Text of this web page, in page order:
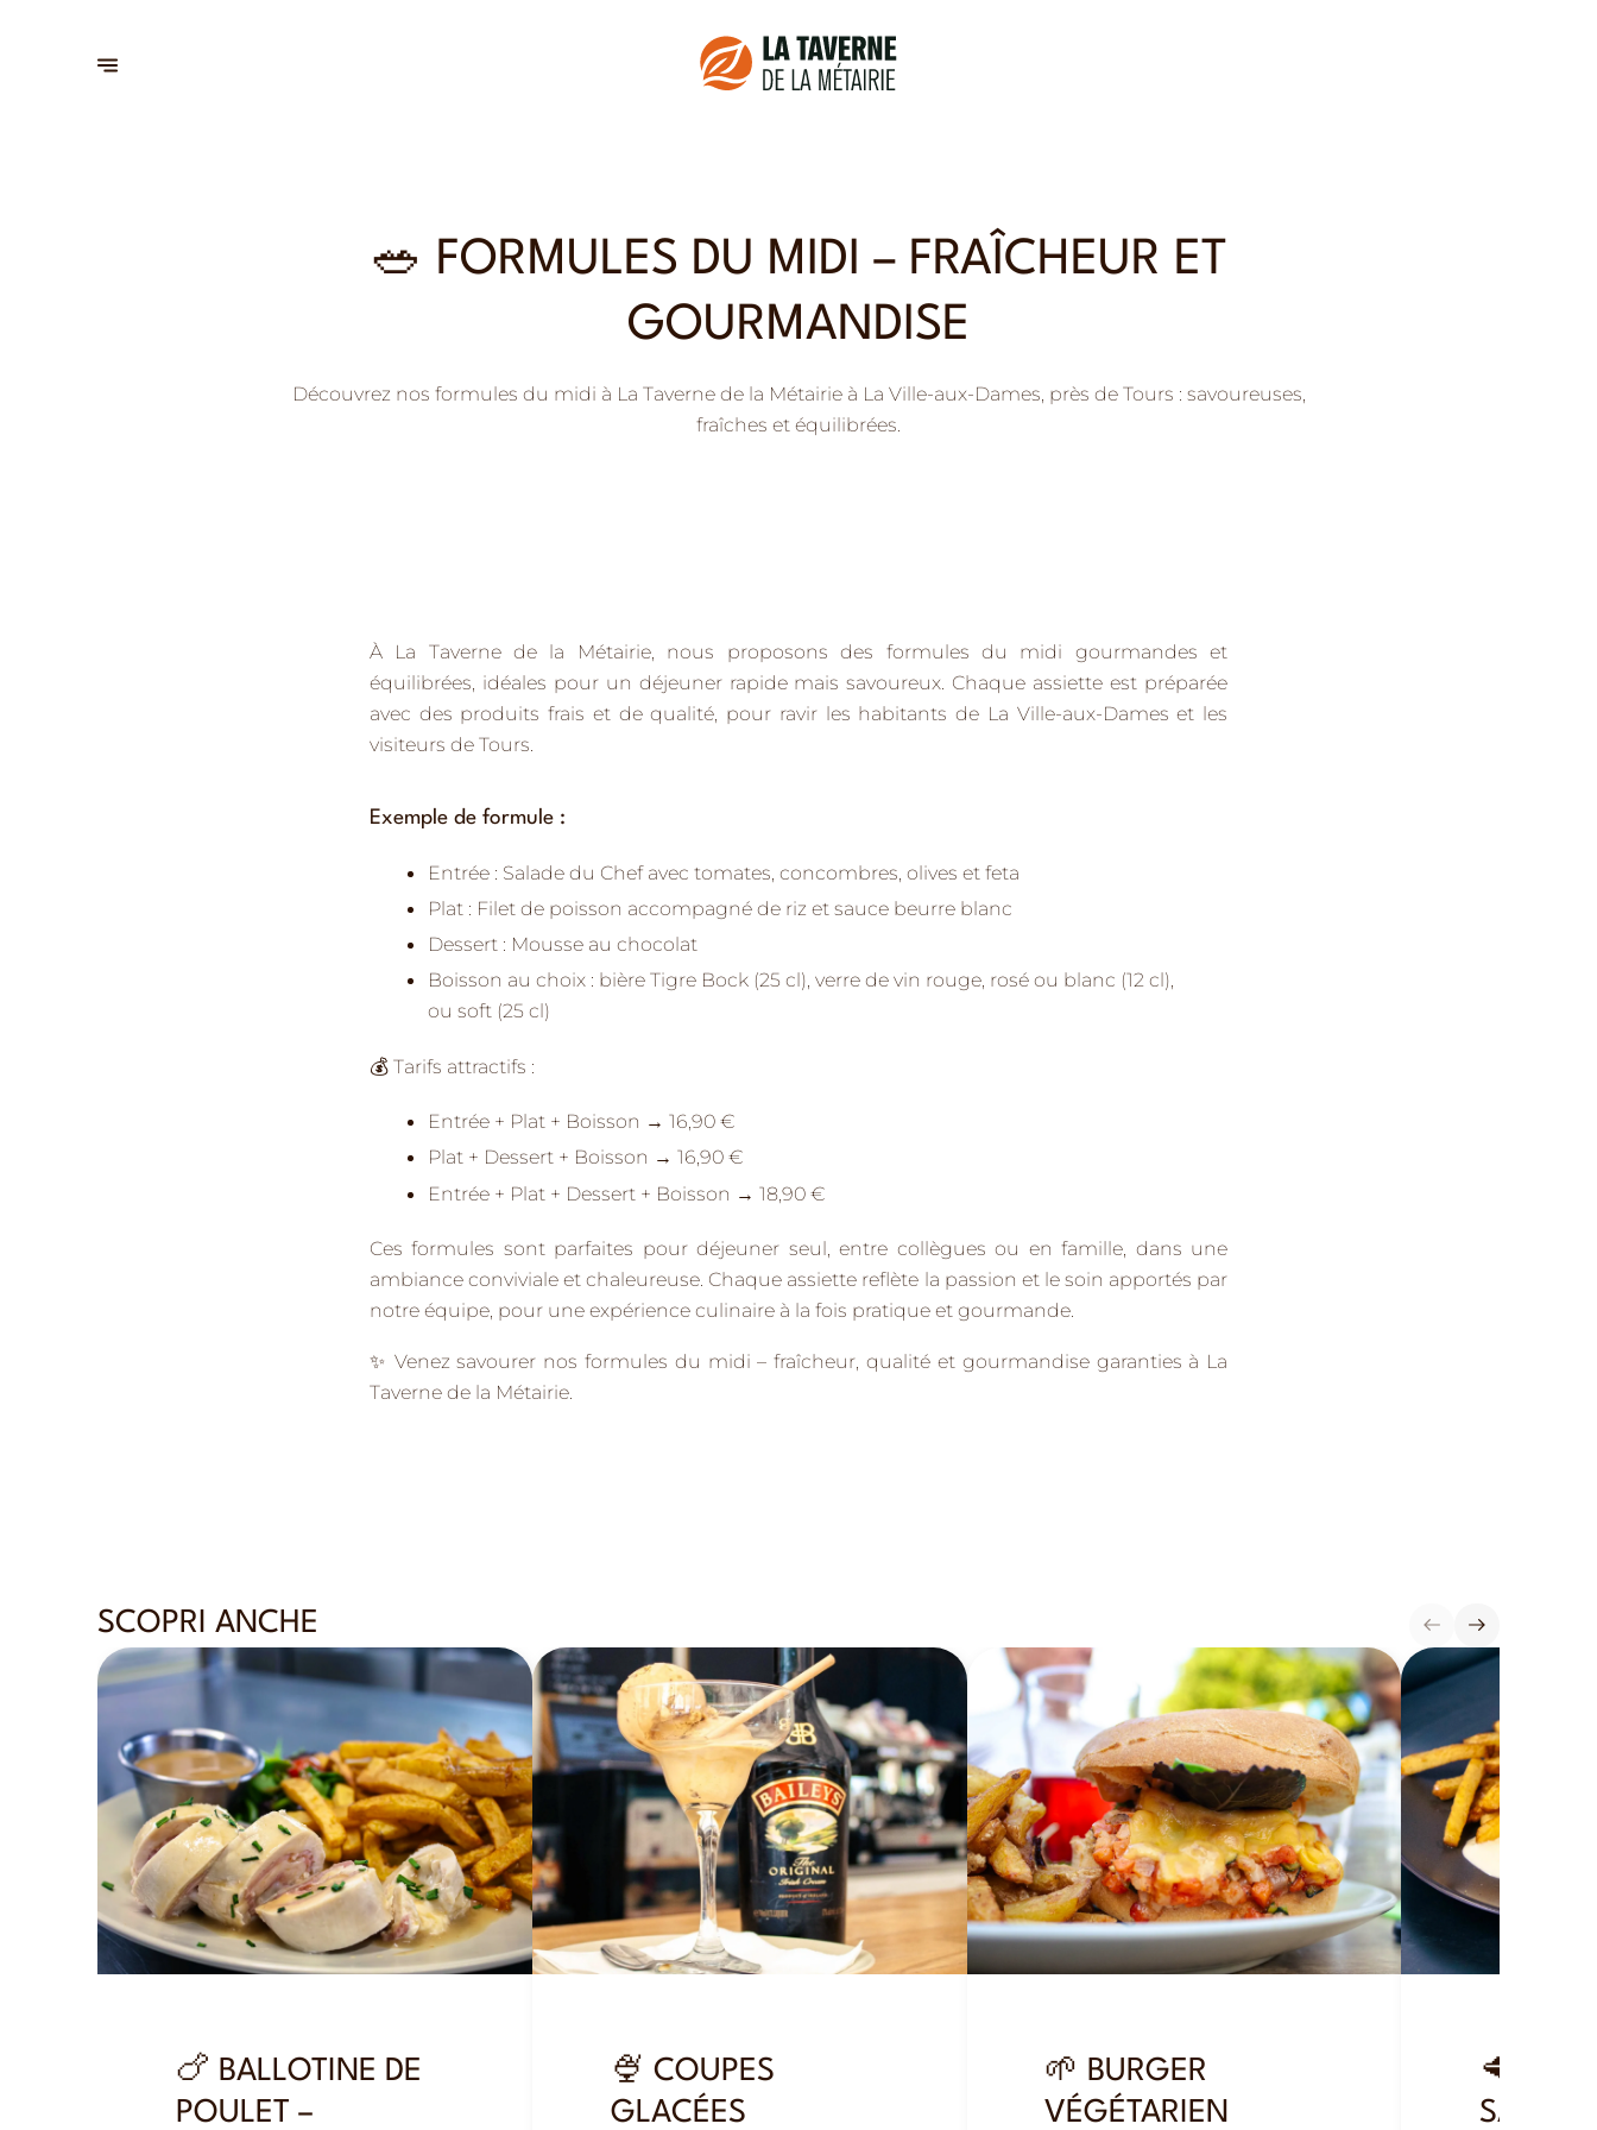
🥗 FORMULES DU MIDI – FRAÎCHEUR ET
GOURMANDISE
Découvrez nos formules du midi à La Taverne de la Métairie à La Ville-aux-Dames, près de Tours : savoureuses,
fraîches et équilibrées.
À La Taverne de la Métairie, nous proposons des formules du midi gourmandes et
équilibrées , idéales pour un déjeuner rapide mais savoureux. Chaque assiette est préparée
avec des produits frais et de qualité , pour ravir les habitants de La Ville-aux-Dames et les
visiteurs de Tours
Exemple de formule :
Entrée : Salade du Chef avec tomates, concombres, olives et feta
Plat : Filet de poisson accompagné de riz et sauce beurre blanc
Dessert : Mousse au chocolat
Boisson au choix : bière Tigre Bock (25 cl), verre de vin rouge, rosé ou blanc (12 cl),
ou soft (25 cl)
💰 Tarifs attractifs :
Entrée + Plat + Boisson → 16,90 €
Plat + Dessert + Boisson → 16,90 €
Entrée + Plat + Dessert + Boisson → 18,90 €
Ces formules sont parfaites pourdéjeuner seul, entre collègues ou en famille, dans une
ambiance conviviale et chaleureuse. Chaque assiette reflète la passion et le soin apportés par
notre équipe, pour une expérience culinaire à la fois pratique et gourmande.
✨ Venez savourer nos formules du midi – fraîcheur, qualité et gourmandise garanties à La
Taverne de la Métairie.
SCOPRI ANCHE
🍗 BALLOTINE DE
POULET –
🍨 COUPES
GLACÉES
🌱 BURGER
VÉGÉTARIEN
🥩